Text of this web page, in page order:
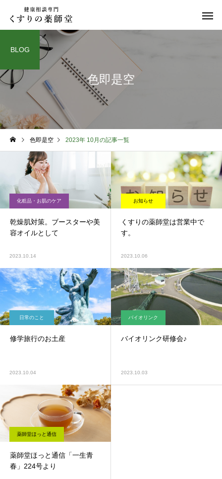
日常のこと
令和８年熊本地震
お盆期間中のご相談に
色即是空
BLOG
色即是空 2023年 10月の記事一覧
化粧品・お肌のケア
乾燥肌対策。ブースターや美
容オイルとして
2023.10.14
お知らせ
くすりの薬師堂は営業中で
す。
2023.10.06
日常のこと
修学旅行のお土産
2023.10.04
バイオリンク
バイオリンク研修会♪
2023.10.03
薬師堂ほっと通信
薬師堂ほっと通信「一生青
春」224号より